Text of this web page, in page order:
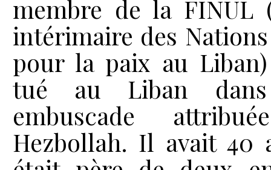
membre de la FINUL
intérimaire des
pour la paix au
tué au Liban
embuscade
Hezbollah. Il avait 40